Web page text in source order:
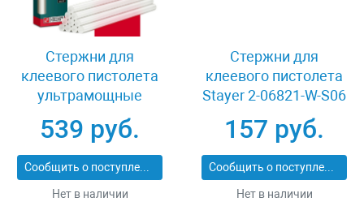
Стержни для
клеевого пистолета
ультрамощные
11x250 мм 10 шт
Kraftool 06848-10
539 руб.
Сообщить о поступлении
Нет в наличии
Стержни для
клеевого пистолета
Stayer 2-06821-W-S06
157 руб.
Сообщить о поступлении
Нет в наличии